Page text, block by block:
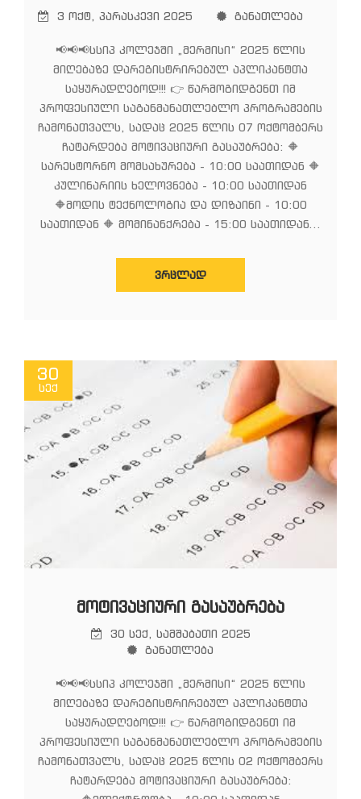
3 ოქტ, პარასკევი 2025 განათლება
📢📢📢სსიპ კოლეჯში „მერმისი“ 2025 წლის
მიღებაზე დარეგისტრირებულ აპლიკანტთა
საყურადღებოდ!!! 👉 წარმოგიდგენთ იმ
პროფესიული საგანმანათლებლო პროგრამების
ჩამონათვალს, სადაც 2025 წლის 07 ოქტომბერს
ჩატარდება მოტივაციური გასაუბრება: 🔶
სარესტორნო მომსახურება - 10:00 საათიდან 🔶
კულინარიის ხელოვნება - 10:00 საათიდან
🔶მოდის ტექნოლოგია და დიზაინი - 10:00
საათიდან 🔶 მომინანქრება - 15:00 საათიდან...
ᲕᲠᲪᲚᲐᲓ
30
სექ
ᲛᲝᲢᲘᲕᲐᲪᲘᲣᲠᲘ ᲒᲐᲡᲐᲣᲑᲠᲔᲑᲐ
30 სექ, სამშაბათი 2025
განათლება
📢📢📢სსიპ კოლეჯში „მერმისი“ 2025 წლის
მიღებაზე დარეგისტრირებულ აპლიკანტთა
საყურადღებოდ!!! 👉 წარმოგიდგენთ იმ
პროფესიული საგანმანათლებლო პროგრამების
ჩამონათვალს, სადაც 2025 წლის 02 ოქტომბერს
ჩატარდება მოტივაციური გასაუბრება: